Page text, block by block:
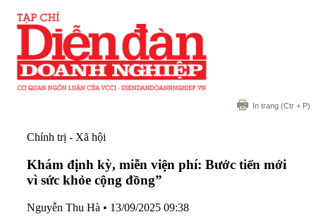
In trang (Ctr + P)
Chính trị - Xã hội
Khám định kỳ, miễn viện phí: Bước tiến mới
vì sức khỏe cộng đồng”
Nguyễn Thu Hà • 13/09/2025 09:38